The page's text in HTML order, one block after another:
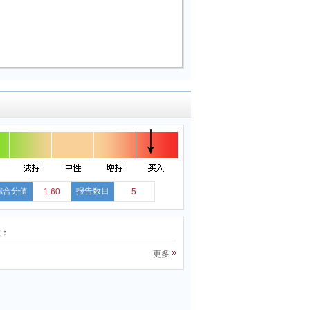
合分值 1.60 报告数目 5
更多